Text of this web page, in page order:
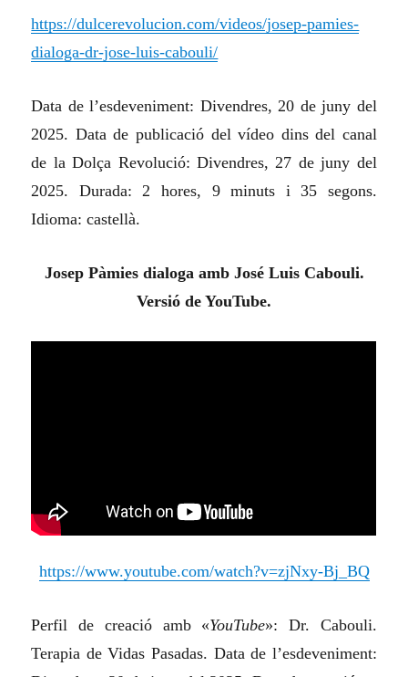
https://dulcerevolucion.com/videos/josep-pamies-
dialoga-dr-jose-luis-cabouli/
Data de l’esdeveniment: Divendres, 20 de juny del
2025. Data de publicació del vídeo dins del canal
de la Dolça Revolució: Divendres, 27 de juny del
2025. Durada: 2 hores, 9 minuts i 35 segons.
Idioma: castellà.
Josep Pàmies dialoga amb José Luis Cabouli.
Versió de YouTube.
https://www.youtube.com/watch?v=zjNxy-Bj_BQ
Perfil de creació amb «YouTube»: Dr. Cabouli.
Terapia de Vidas Pasadas. Data de l’esdeveniment: